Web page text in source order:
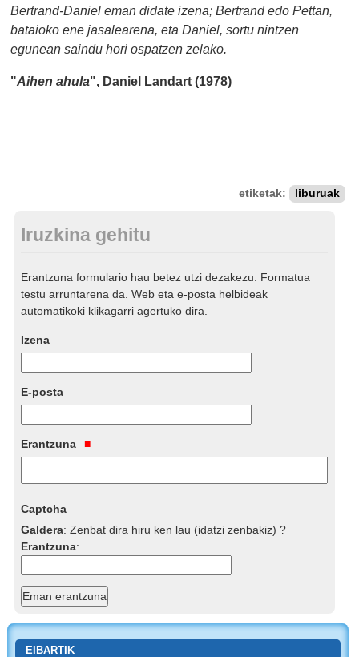
Bertrand-Daniel eman didate izena; Bertrand edo Pettan,
bataioko ene jasalearena, eta Daniel, sortu nintzen
egunean saindu hori ospatzen zelako.
"Aihen ahula", Daniel Landart (1978)
etiketak: liburuak
Iruzkina gehitu
Erantzuna formulario hau betez utzi dezakezu. Formatua
testu arruntarena da. Web eta e-posta helbideak
automatikoki klikagarri agertuko dira.
Izena
E-posta
Erantzuna
Captcha
Galdera:Zenbat dira hiru ken lau (idatzi zenbakiz) ?
Erantzuna:
EIBARTIK